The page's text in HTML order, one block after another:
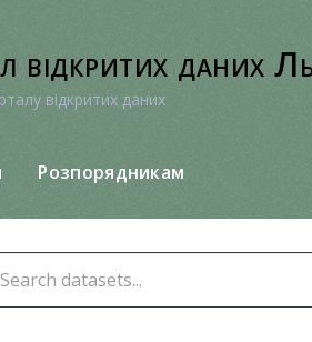
відкритих даних
відкритих даних
Розпорядникам